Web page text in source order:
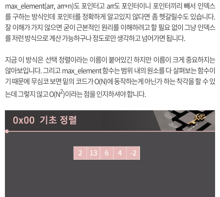
max_element(arr, arr+n)도 포인터고 arr도 포인터이니 포인터끼리 빼서 인덱스
를 구하는 방식인데 포인터를 정확하게 알고있지 않다면 좀 헷갈릴수도 있습니다.
잘 이해가 가지 않으면 굳이 근본적인 원리를 이해하려고 할 필요 없이 그냥 인덱스
를 저런 방식으로 계산 가능하구나 정도로만 생각하고 넘어가면 됩니다.
지금 이 방식은 선택 정렬이라는 이름이 붙어있긴 하지만 이름이 크게 중요하지는
않아보입니다. 그리고 max_element 함수는 범위 내의 원소를 다 살펴보는 함수이
기 때문에 무심코 보면 밑의 코드가 O(N)에 동작하는게 아닌가 하는 착각을 할 수 있
는데 그렇지 않고 O(N2)이라는 점을 인지하셔야 합니다.